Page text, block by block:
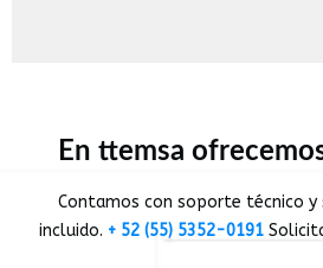
En ttemsa
Contamos con soporte técnico
incluido. + 52 (55) 5352-0191